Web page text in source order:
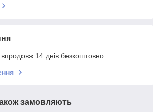
14 днів безкоштовно
замовляють